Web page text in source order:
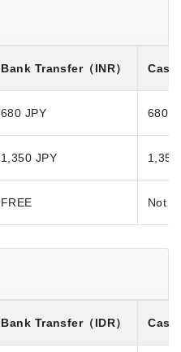
Bank Transfer（INR）
680 JPY 680
1,350 JPY
FREE Not
Bank Transfer（IDR）